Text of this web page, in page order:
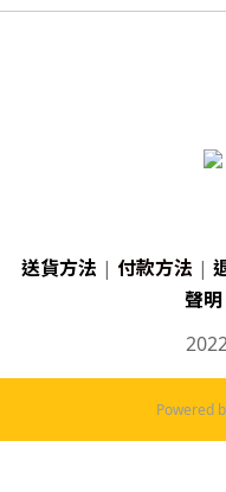
送貨方法 | 付款方法 |
聲明
Powered